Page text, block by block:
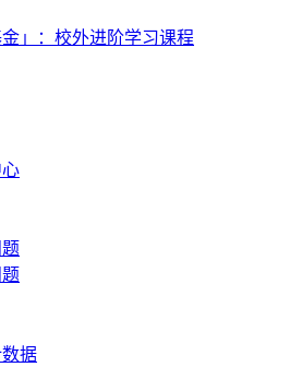
金」：校外进阶学习课程
据